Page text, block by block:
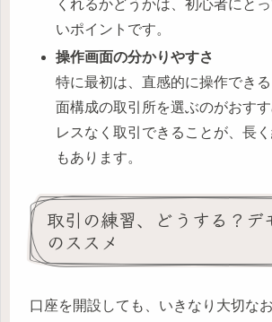
くれるかどうかは、初心者にと
いポイントです。
操作画面の分かりやすさ
特に最初は、直感的に操作でき
面構成の取引所を選ぶのがおす
レスなく取引できることが、長
もあります。
取引の練習、どうする？デ
のススメ
口座を開設しても、いきなり大切な